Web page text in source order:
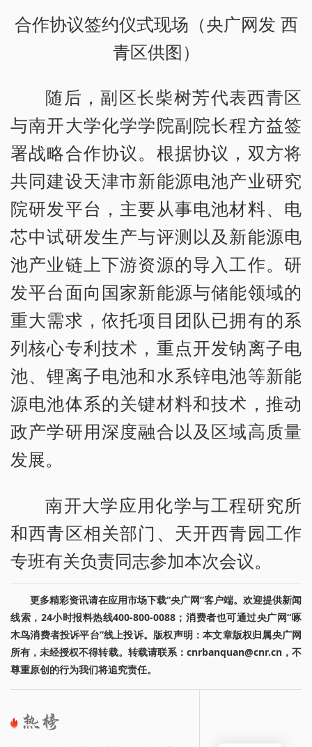
合作协议签约仪式现场（央广网发 西
青区供图）
随后，副区长柴树芳代表西青区
与南开大学化学学院副院长程方益签
署战略合作协议。根据协议，双方将
共同建设天津市新能源电池产业研究
院研发平台，主要从事电池材料、电
芯中试研发生产与评测以及新能源电
池产业链上下游资源的导入工作。研
发平台面向国家新能源与储能领域的
重大需求，依托项目团队已拥有的系
列核心专利技术，重点开发钠离子电
池、锂离子电池和水系锌电池等新能
源电池体系的关键材料和技术，推动
政产学研用深度融合以及区域高质量
发展。
南开大学应用化学与工程研究所
和西青区相关部门、天开西青园工作
专班有关负责同志参加本次会议。
更多精彩资讯请在应用市场下载“央广网”客户端。欢迎提供新闻
线索，24小时报料热线400-800-0088；消费者也可通过央广网“啄
木鸟消费者投诉平台”线上投诉。版权声明：本文章版权归属央广网
所有，未经授权不得转载。转载请联系：cnrbanquan@cnr.cn，不
尊重原创的行为我们将追究责任。